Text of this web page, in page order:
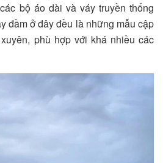
bộ áo dài và váy truyền thống
đầm ở đây đều là những mẫu cập
phù hợp với khá nhiều các